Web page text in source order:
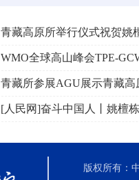
青藏高原所举行仪式祝贺姚
WMO全球高山峰会TPE-
青藏所参展AGU展示青藏高
[人民网]奋斗中国人丨姚檀
版权所有：